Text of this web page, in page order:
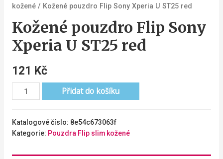
kožené/ Kožené pouzdro Flip Sony Xperia U ST25 red
Kožené pouzdro Flip Sony
Xperia U ST25 red
121 Kč
Přidat do košíku
Katalogové číslo: 8e54c673063f
Kategorie: Pouzdra Flip slim kožené